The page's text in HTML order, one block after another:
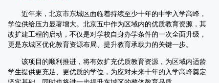
近年来，北京市东城区面临着持续至少十年的中学入学高峰，
学位供给压力显著增大。北京五中作为区域内的优质教育资源，其
改扩建工程的启动，不仅是对学校自身办学条件的一次全面升级，
更是东城区优化教育资源布局、提升教育承载力的关键一步。
该项目的顺利推进，将有效扩充优质教育资源，为区域内适龄
学生提供更充足、更优质的学位，为应对未来十年的入学高峰奠定